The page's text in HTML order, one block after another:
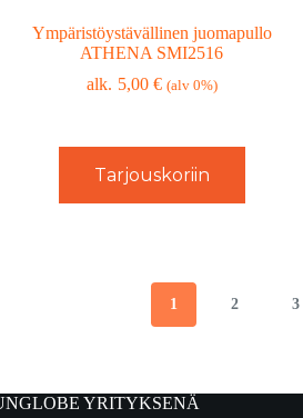
Ympäristöystävällinen juomapullo
ATHENA SMI2516
5,00 € (alv 0%)
Tarjouskoriin
1 2 3
YRITYKSENÄ